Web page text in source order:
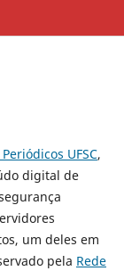
UFSC,
digital de
um deles em
pela Rede